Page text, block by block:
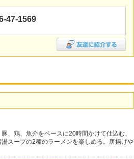
47-1569
、鶏、魚介をベースに20時間かけて仕込む、
スープの2種のラーメンを楽しめる。唐揚げや